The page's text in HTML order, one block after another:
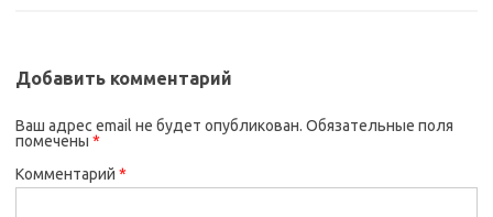
Добавить комментарий
Ваш адрес email не будет опубликован. Обязательные поля
помечены *
Комментарий *